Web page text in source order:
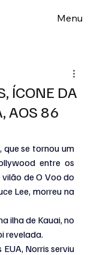
Menu
ÍCONE DA
AOS 86
que se tornou um
entre os
de O Voo do
Lee, morreu na
ilha de Kauai, no
revelada.
Norris serviu